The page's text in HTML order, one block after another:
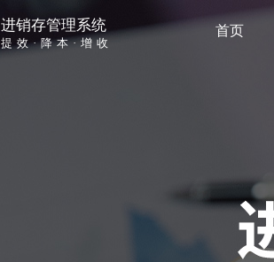
进销存管理系统
提效·降本·增收
首页